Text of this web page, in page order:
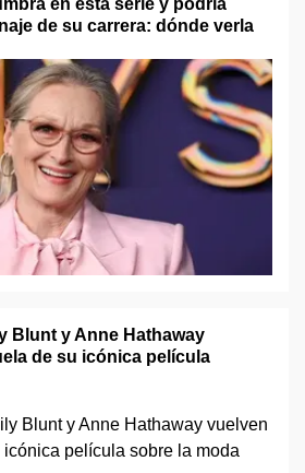
en esta serie y podría
de su carrera: dónde verla
Blunt y Anne Hathaway
de su icónica película